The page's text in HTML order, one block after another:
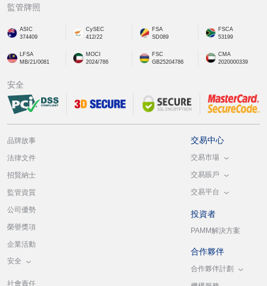
監管牌照
ASIC
374409
CySEC
412/22
FSA
SD089
FSCA
53199
LFSA
MB/21/0081
MOCI
2024/786
FSC
GB25204786
CMA
2020000339
安全
品牌故事
法律文件
招賢納士
監管資質
公司優勢
榮譽獎項
企業活動
安全
社會責任
交易中心
交易市場
交易賬戶
交易平台
投資者
PAMM解決方案
合作夥伴
合作夥伴計劃